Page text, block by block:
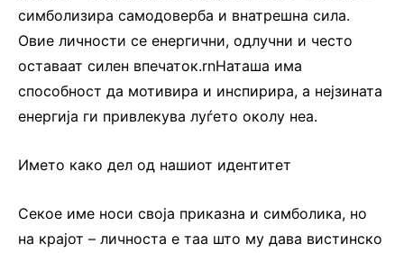
симболизира самодоверба и внатрешна сила.
Овие личности се енергични, одлучни и често
оставаат силен впечаток.rnНаташа има
способност да мотивира и инспирира, а нејзината
енергија ги привлекува луѓето околу неа.
Името како дел од нашиот идентитет
Секое име носи своја приказна и симболика, но
на крајот – личноста е таа што му дава вистинско